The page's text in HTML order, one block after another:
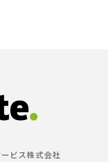
ビス株式会社